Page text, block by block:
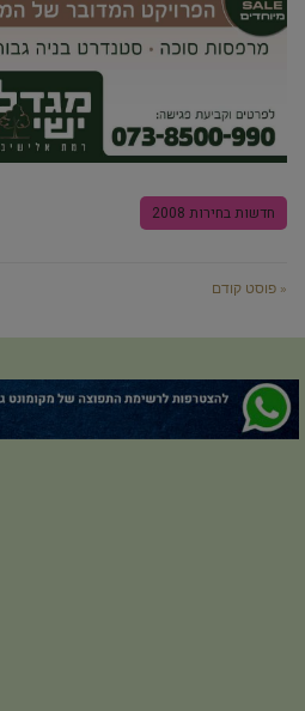
חדשות בחירות 2008
« פוסט קודם